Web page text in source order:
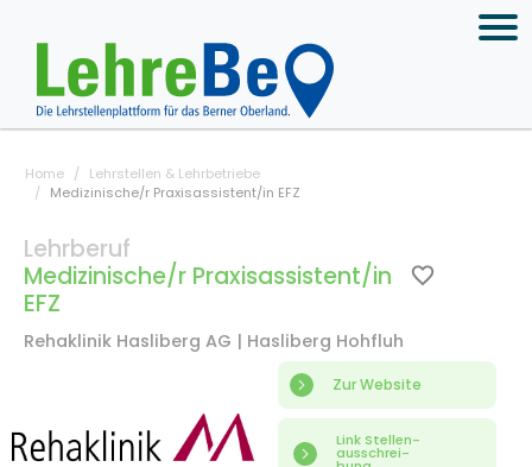
Home
Lehrstellen & Lehrbetriebe
Medizinische/r Praxisassistent/in EFZ
Lehrberuf
Medizinische/r Praxisassistent/in
EFZ
Rehaklinik Hasliberg AG | Hasliberg Hohfluh
Zur Website
Link Stellen-
ausschrei-